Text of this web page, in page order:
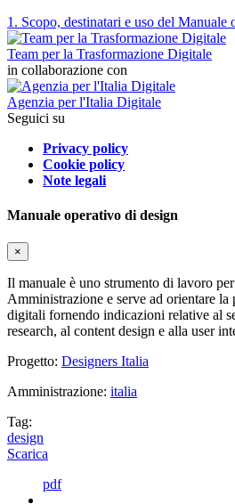
1. Scopo, destinatari e uso del Manuale
Team per la Trasformazione Digitale
in collaborazione con
Agenzia per l'Italia Digitale
Seguici su
Privacy policy
Cookie policy
Note legali
Manuale operativo di design
×
Il manuale è uno strumento di lavoro
Amministrazione e serve ad orientare la
digitali fornendo indicazioni relative al
research, al content design e alla user
Progetto: Designers Italia
Amministrazione: italia
Tag:
design
Scarica
pdf